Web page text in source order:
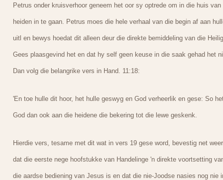
Petrus onder kruisverhoor geneem het oor sy optrede om in die huis van
heiden in te gaan. Petrus moes die hele verhaal van die begin af aan
uitl en bewys hoedat dit alleen deur die direkte bemiddeling van die
Gees plaasgevind het en dat hy self geen keuse in die saak gehad het
Dan volg die belangrike vers in Hand. 11:18:
'En toe hulle dit hoor, het hulle geswyg en God verheerlik en gese: So
God dan ook aan die heidene die bekering tot die lewe geskenk.
Hierdie vers, tesame met dit wat in vers 19 gese word, bevestig net weer
dat die eerste nege hoofstukke van Handelinge 'n direkte voortsetting
die aardse bediening van Jesus is en dat die nie-Joodse nasies nog nie